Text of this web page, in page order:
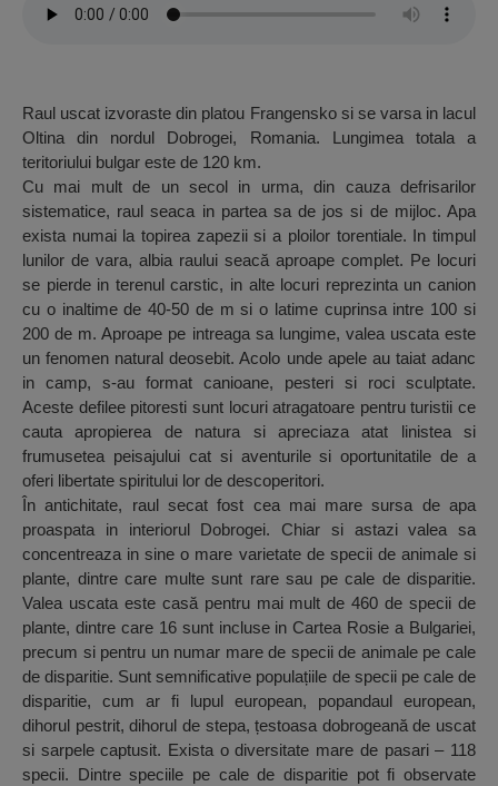
Raul uscat izvoraste din platou Frangensko si se varsa in lacul
Oltina din nordul Dobrogei, Romania. Lungimea totala a
teritoriului bulgar este de 120 km.
Cu mai mult de un secol in urma, din cauza defrisarilor
sistematice, raul seaca in partea sa de jos si de mijloc. Apa
exista numai la topirea zapezii si a ploilor torentiale. In timpul
lunilor de vara, albia raului seacă aproape complet. Pe locuri
se pierde in terenul carstic, in alte locuri reprezinta un canion
cu o inaltime de 40-50 de m si o latime cuprinsa intre 100 si
200 de m. Aproape pe intreaga sa lungime, valea uscata este
un fenomen natural deosebit. Acolo unde apele au taiat adanc
in camp, s-au format canioane, pesteri si roci sculptate.
Aceste defilee pitoresti sunt locuri atragatoare pentru turistii ce
cauta apropierea de natura si apreciaza atat linistea si
frumusetea peisajului cat si aventurile si oportunitatile de a
oferi libertate spiritului lor de descoperitori.
În antichitate, raul secat fost cea mai mare sursa de apa
proaspata in interiorul Dobrogei. Chiar si astazi valea sa
concentreaza in sine o mare varietate de specii de animale si
plante, dintre care multe sunt rare sau pe cale de disparitie.
Valea uscata este casă pentru mai mult de 460 de specii de
plante, dintre care 16 sunt incluse in Cartea Rosie a Bulgariei,
precum si pentru un numar mare de specii de animale pe cale
de disparitie. Sunt semnificative populațiile de specii pe cale de
disparitie, cum ar fi lupul european, popandaul european,
dihorul pestrit, dihorul de stepa, țestoasa dobrogeană de uscat
si sarpele captusit. Exista o diversitate mare de pasari – 118
specii. Dintre speciile pe cale de disparitie pot fi observate